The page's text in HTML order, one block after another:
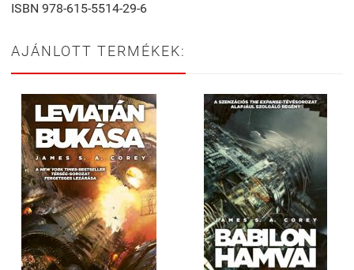
ISBN 978-615-5514-29-6
AJÁNLOTT TERMÉKEK: